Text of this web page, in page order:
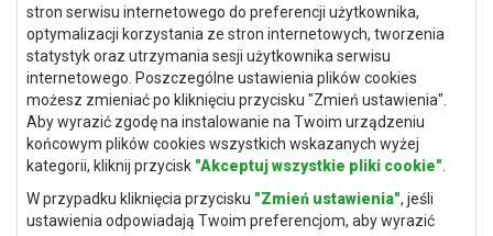
stron serwisu internetowego do preferencji użytkownika,
optymalizacji korzystania ze stron internetowych, tworzenia
statystyk oraz utrzymania sesji użytkownika serwisu
internetowego. Poszczególne ustawienia plików cookies
możesz zmieniać po kliknięciu przycisku "Zmień ustawienia".
Aby wyrazić zgodę na instalowanie na Twoim urządzeniu
końcowym plików cookies wszystkich wskazanych wyżej
kategorii, kliknij przycisk "Akceptuj wszystkie pliki cookie"
W przypadku kliknięcia przycisku "Zmień ustawienia", jeśli
ustawienia odpowiadają Twoim preferencjom, aby wyrazić
Dywany Bydgoszcz
Dywany Łódź
Dywany Katowice
Dywany Częstochowa